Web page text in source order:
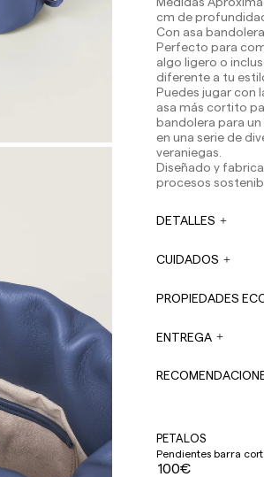
cm de
Con asa
Perfecto para
algo ligero o
diferente a tu
Puedes jugar con
asa más cortito
bandolera para
en una serie de
veraniegas.
Diseñado y
procesos
DETALLES
CUIDADOS
PROPIEDADES
ENTREGA
orders.
Baleares: 2-5
Canarias, Ceuta
Excepto pre-
Envíos a Europa:
orders.
Envíos a USA: 5-7
Envíos fuera de la
laborables.
que, si estás fuera
locales.
ha sido
de ese horario se
No se realizan
En períodos
PETALOS
Pendientes barra
100€